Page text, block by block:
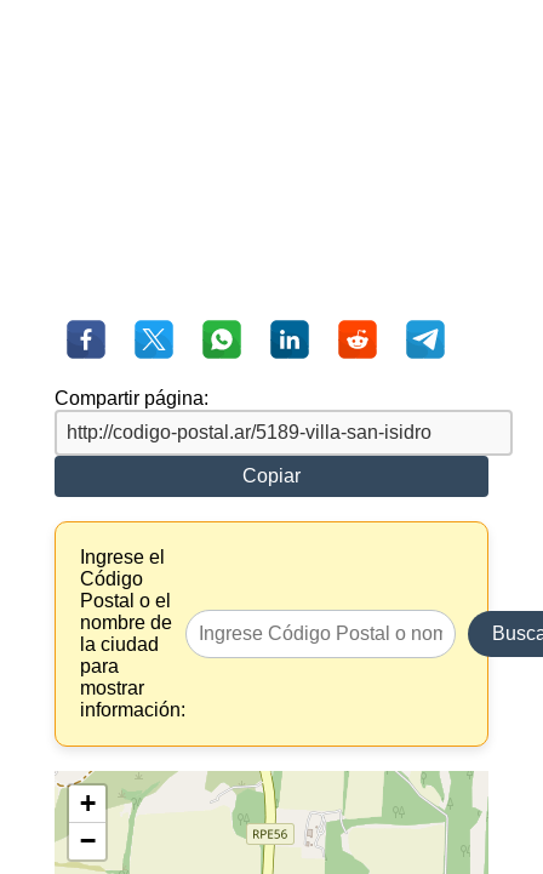
Compartir página:
Copiar
Ingrese el
Código
Postal o el
nombre de
la ciudad
para
mostrar
información:
+
−